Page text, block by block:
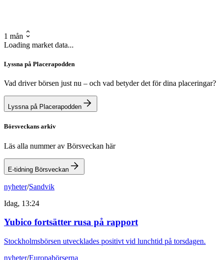
1 mån
Loading market data...
Lyssna på Placerapodden
Vad driver börsen just nu – och vad betyder det för dina placeringar?
Lyssna på Placerapodden
Börsveckans arkiv
Läs alla nummer av Börsveckan här
E-tidning Börsveckan
nyheter/Sandvik
Idag, 13:24
Yubico fortsätter rusa på rapport
Stockholmsbörsen utvecklades positivt vid lunchtid på torsdagen.
nyheter/Europabörserna